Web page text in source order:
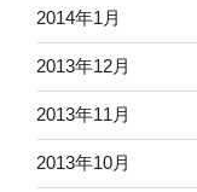
2014年1月
2013年12月
2013年11月
2013年10月